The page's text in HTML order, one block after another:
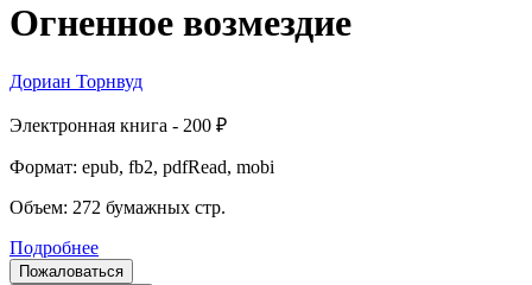
Огненное возмездие
Дориан Торнвуд
Электронная книга - 200 ₽
Формат: epub, fb2, pdfRead, mobi
Объем: 272 бумажных стр.
Подробнее
Пожаловаться